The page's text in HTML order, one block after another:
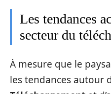
Les tendances
secteur du
À mesure que le
les tendances autour